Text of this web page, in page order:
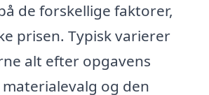
de forskellige faktorer,
prisen. Typisk varierer
alt efter opgavens
og den